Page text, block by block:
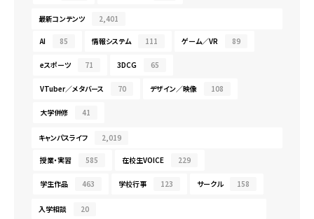
最新コンテンツ 2,401
AI 85 情報システム 111 ゲーム／VR 89
eスポーツ 71 3DCG 65
VTuber／メタバース 70 デザイン／映像 108
大学併修 41
キャンパスライフ 2,019
授業・実習 585 在校生VOICE 229
学生作品 463 学校行事 123 サークル 158
入学相談 20